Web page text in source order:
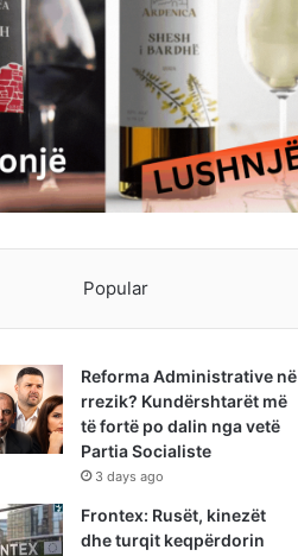
Popular
Reforma Administrative në
rrezik? Kundërshtarët më
të fortë po dalin nga vetë
Partia Socialiste
3 days ago
Frontex: Rusët, kinezët
dhe turqit keqpërdorin